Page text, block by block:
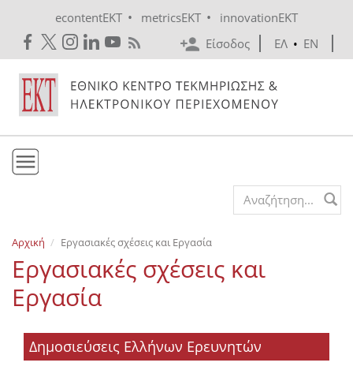
econtentEKT • metricsEKT •
innovationEKT
Είσοδος
ΕΛ • EN
Εκδόσεις
Ενημέρωση
Επικοινωνία
Search form
Αρχική Εργασιακές σχέσεις και Εργασία
Εργασιακές σχέσεις και
Εργασία
Δημοσιεύσεις Ελλήνων Ερευνητών